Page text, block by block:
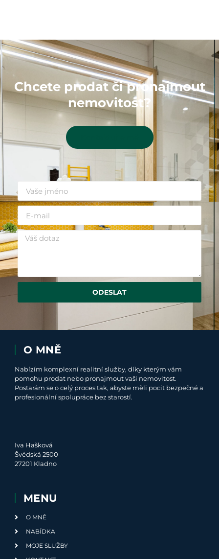
Chcete prodat či pronajmout
nemovitost?
ODESLAT
O MNĚ
Nabízím komplexní realitní služby, díky kterým vám
pomohu prodat nebo pronajmout vaši nemovitost.
Postarám se o celý proces tak, abyste měli pocit bezpečné a
profesionální spolupráce bez starostí.
Iva Hašková
Švédská 2500
27201 Kladno
MENU
O MNĚ
NABÍDKA
MOJE SLUŽBY